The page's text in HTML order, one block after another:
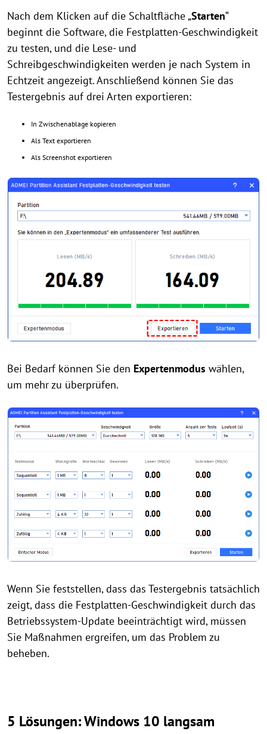
Nach dem Klicken auf die Schaltfläche „Starten“
beginnt die Software, die Festplatten-Geschwindigkeit
zu testen, und die Lese- und
Schreibgeschwindigkeiten werden je nach System in
Echtzeit angezeigt. Anschließend können Sie das
Testergebnis auf drei Arten exportieren:
In Zwischenablage kopieren
Als Text exportieren
Als Screenshot exportieren
Bei Bedarf können Sie den Expertenmodus wählen,
um mehr zu überprüfen.
Wenn Sie feststellen, dass das Testergebnis tatsächlich
zeigt, dass die Festplatten-Geschwindigkeit durch das
Betriebssystem-Update beeinträchtigt wird, müssen
Sie Maßnahmen ergreifen, um das Problem zu
beheben.
5 Lösungen: Windows 10 langsam